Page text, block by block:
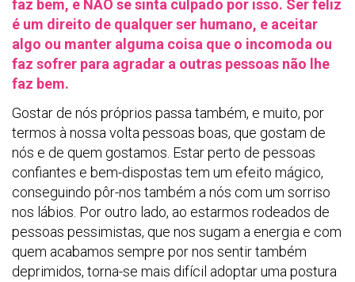
faz bem, e NÃO se sinta culpado por isso. Ser feliz
é um direito de qualquer ser humano, e aceitar
algo ou manter alguma coisa que o incomoda ou
faz sofrer para agradar a outras pessoas não lhe
faz bem.
Gostar de nós próprios passa também, e muito, por
termos à nossa volta pessoas boas, que gostam de
nós e de quem gostamos. Estar perto de pessoas
confiantes e bem-dispostas tem um efeito mágico,
conseguindo pôr-nos também a nós com um sorriso
nos lábios. Por outro lado, ao estarmos rodeados de
pessoas pessimistas, que nos sugam a energia e com
quem acabamos sempre por nos sentir também
deprimidos, torna-se mais difícil adoptar uma postura